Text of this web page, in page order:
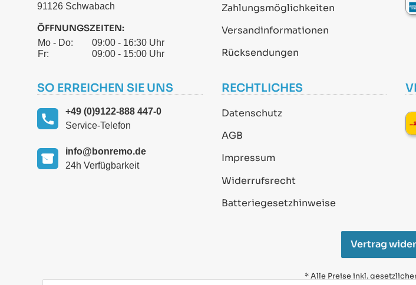
91126 Schwabach
ÖFFNUNGSZEITEN:
Mo - Do:
09:00 - 16:30 Uhr
Fr:
09:00 - 15:00 Uhr
Zahlungsmöglichkeiten
Versandinformationen
Rücksendungen
SO ERREICHEN SIE UNS
+49 (0)9122-888 447-0
Service-Telefon
info@bonremo.de
24h Verfügbarkeit
RECHTLICHES
Datenschutz
AGB
Impressum
Widerrufsrecht
Batteriegesetzhinweise
Vertrag
* Alle Preise inkl.